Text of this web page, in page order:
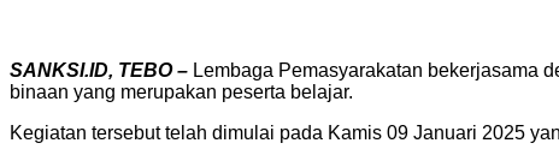
SANKSI.ID, TEBO – Lembaga Pemasyarakatan bekerjasama
binaan yang merupakan peserta belajar.
Kegiatan tersebut telah dimulai pada Kamis 09 Januari 2025